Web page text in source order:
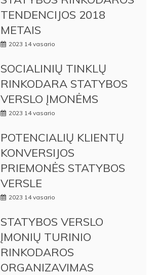
TENDENCIJOS 2018
METAIS
2023 14 vasario
SOCIALINIŲ TINKLŲ
RINKODARA STATYBOS
VERSLO ĮMONĖMS
2023 14 vasario
POTENCIALIŲ KLIENTŲ
KONVERSIJOS
PRIEMONĖS STATYBOS
VERSLE
2023 14 vasario
STATYBOS VERSLO
ĮMONIŲ TURINIO
RINKODAROS
ORGANIZAVIMAS